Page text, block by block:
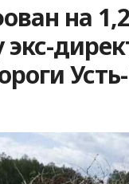
на
экс-